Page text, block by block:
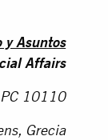
y Asuntos
Affairs
10110
Grecia